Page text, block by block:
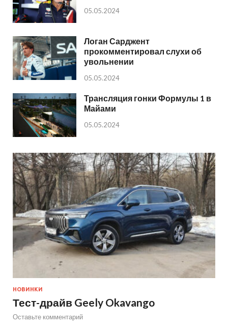
05.05.2024
Логан Сарджент
прокомментировал слухи об
увольнении
05.05.2024
Трансляция гонки Формулы 1 в
Майами
05.05.2024
НОВИНКИ
Тест-драйв Geely Okavango
Оставьте комментарий